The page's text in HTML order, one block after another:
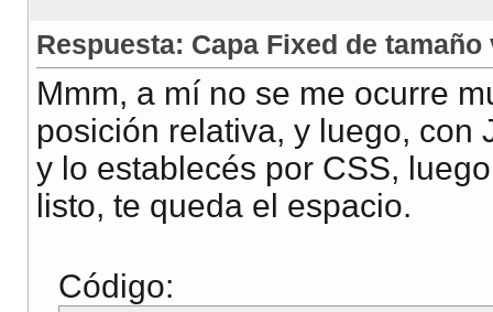
Respuesta: Capa Fixed de tamaño
Mmm, a mí no se me ocurre
posición relativa, y luego, con
y lo establecés por CSS,
listo, te queda el espacio.
Código: